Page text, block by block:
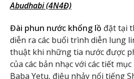
Abudhabi (4N4Đ)
Đài phun nước khổng lồ đặttại
diễn ra các buổi trình diễn lung
thuật khi những tia nước được
của các bản nhạc với các tiết
Baba Yetu, điệu nhảy nổi tiếng